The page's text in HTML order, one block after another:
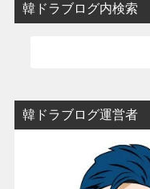
韓ドラブログ内検索
韓ドラブログ運営者